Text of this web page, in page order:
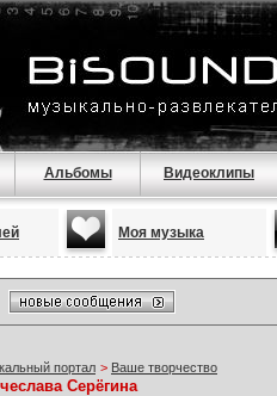
Альбомы Видеоклипы
Моя музыка
портал > Ваше творчество
Серёгина